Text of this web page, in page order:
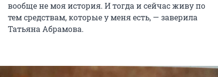
вообще не моя история. И тогда и сейчас живу по
тем средствам, которые у меня есть, — заверила
Татьяна Абрамова.